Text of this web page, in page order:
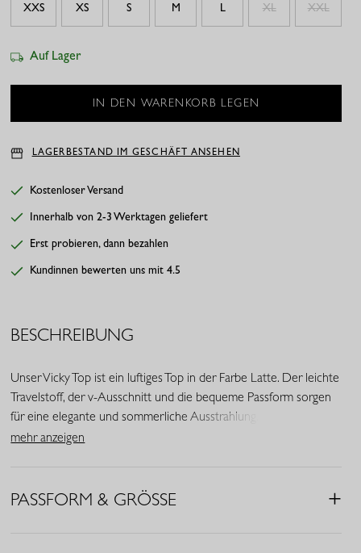
XXS XS S M L XL XXL
Auf Lager
LAGERBESTAND IM GESCHÄFT ANSEHEN
Kostenloser Versand
Innerhalb von 2-3 Werktagen geliefert
Erst probieren, dann bezahlen
Kundinnen bewerten uns mit 4.5
BESCHREIBUNG
Unser Vicky Top ist ein luftiges Top in der Farbe Latte. Der leichte
Travelstoff, der v-Ausschnitt und die bequeme Passform sorgen
für eine elegante und sommerliche Ausstrahlung.
• V-Ausschnitt
mehr anzeigen
PASSFORM & GRÖSSE